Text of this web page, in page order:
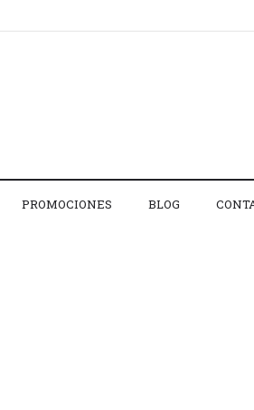
PROMOCIONES BLOG